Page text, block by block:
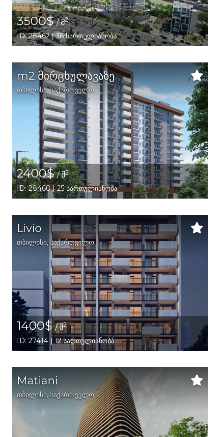
3500$/ მ2
ID: 28462 | 36 სართულიანობა
m2 მირცხულავაზე
თბილისი,საქართველო
2400$/ მ2
ID: 28460 | 25 სართულიანობა
Livio
თბილისი, საქართველო
1400$/ მ2
ID: 27414 | 12 სართულიანობა
Matiani
თბილისი, საქართველო